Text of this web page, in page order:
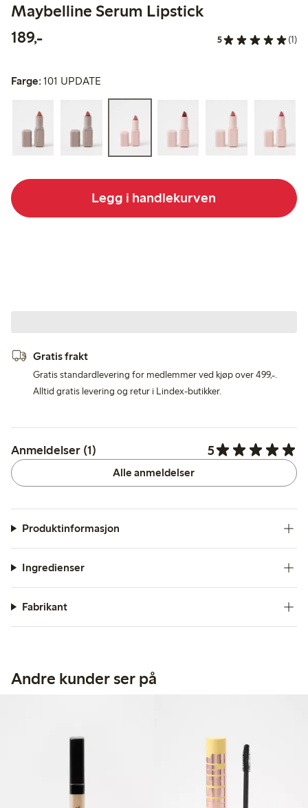
Maybelline Serum Lipstick
189,-189,00 kr 5 (1)
Farge:101 UPDATE
Legg i handlekurven
Gratis frakt
Gratis standardlevering for medlemmer ved kjøp over 499,-.
Alltid gratis levering og retur i Lindex-butikker.
Anmeldelser (1) 5
Alle anmeldelser
Produktinformasjon
Ingredienser
Fabrikant
Andre kunder ser på